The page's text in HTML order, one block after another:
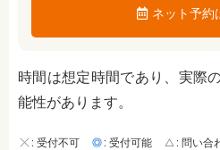
ネット予約
時間は想定時間であり、実際
能性があります。
: 受付不可 : 受付可能 : 問い合